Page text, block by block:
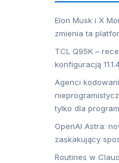
Elon Musk i X
zmienia ta
TCL Q95K –
konfiguracją
Agenci
tylko dla
OpenAI Astra:
zaskakujący
Routines w